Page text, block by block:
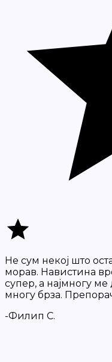
Не сум некој што
морав. Навистина
супер, а најмногу
многу брза.
-Филип С.